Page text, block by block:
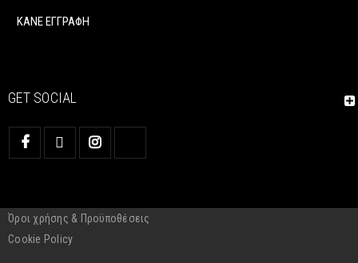
GET SOCIAL
Όροι χρήσης & Προϋποθέσεις
Cookie Policy